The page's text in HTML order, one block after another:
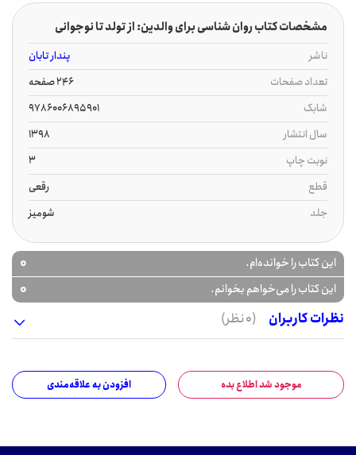
مشخصات کتاب روان شناسی برای والدین: از تولد تا نوجوانی
ناشر
پندار تابان
تعداد صفحات
246 صفحه
شابک
9786006895901
سال انتشار
1398
نوبت چاپ
3
قطع
رقعی
جلد
شومیز
این کتاب را خوانده‌ام. 0
این کتاب را می‌خواهم بخوانم.
0
نظرات کاربران
(0 نظر)
موجود شد اطلاع بده افزودن به علاقه‌مندی